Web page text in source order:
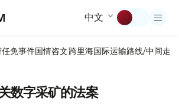
中文
任免事件国情咨文跨里海国际运输路线/中间走廊
数字采矿的法案